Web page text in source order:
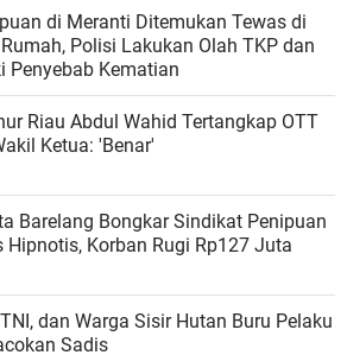
di Meranti Ditemukan Tewas di
Polisi Lakukan Olah TKP dan
Penyebab Kematian
Riau Abdul Wahid Tertangkap OTT
Ketua: 'Benar'
Barelang Bongkar Sindikat Penipuan
Hipnotis, Korban Rugi Rp127 Juta
dan Warga Sisir Hutan Buru Pelaku
Sadis